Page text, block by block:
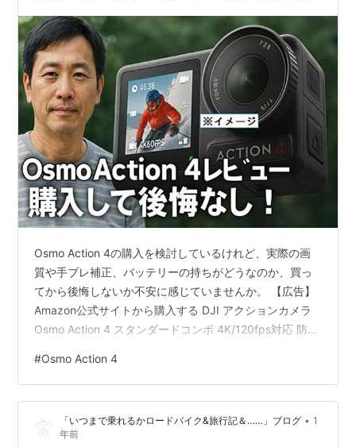
Osmo Action 4の購入を検討しているけれど、実際の画
質や手ブレ補正、バッテリーの持ちがどうなのか、買っ
てから後悔しないか不安に感じていませんか。 【広告】
Amazon公式サイトから購入する DJI アクションカメラ
Osmo Action 4 スタンダードコンボ 4K/120fps対応 防水
性能 10-bit & D-Log M カラーパフォーマンス 長時間駆
動の1770 mAhバッテリー 【国内正規品】 DJI Amazon
この記事では、Osmo Action 4を様々な角度から徹底レ
ビューします。スペック表だけでは分か…
#Osmo Action 4
「いつまで乗れるかロードバイク&旅行記＆……」ブログ • 1
年前